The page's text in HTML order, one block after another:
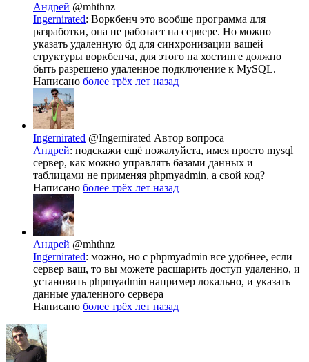
Андрей @mhthnz
Ingernirated: Воркбенч это вообще программа для
разработки, она не работает на сервере. Но можно
указать удаленную бд для синхронизации вашей
структуры воркбенча, для этого на хостинге должно
быть разрешено удаленное подключение к MySQL.
Написано более трёх лет назад
Ingernirated @Ingernirated Автор вопроса
Андрей: подскажи ещё пожалуйста, имея просто mysql
сервер, как можно управлять базами данных и
таблицами не применяя phpmyadmin, а свой код?
Написано более трёх лет назад
Андрей @mhthnz
Ingernirated: можно, но с phpmyadmin все удобнее, если
сервер ваш, то вы можете расшарить доступ удаленно, и
установить phpmyadmin например локально, и указать
данные удаленного сервера
Написано более трёх лет назад